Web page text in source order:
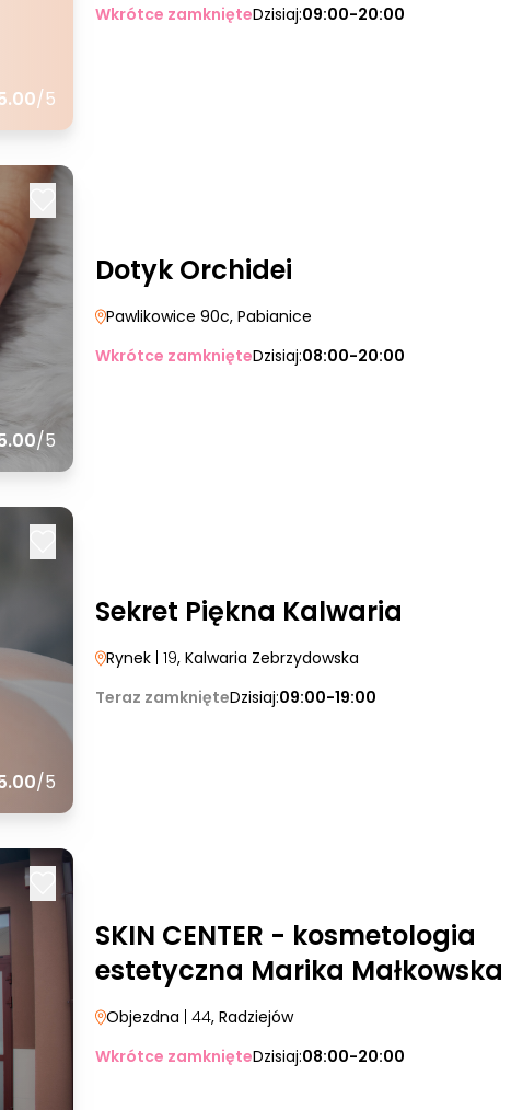
/5
Wkrótce zamknięteDzisiaj:09:00-20:00
/5
Dotyk Orchidei
Pawlikowice 90c, Pabianice
Wkrótce zamknięteDzisiaj:08:00-20:00
/5
Sekret Piękna Kalwaria
Rynek | 19, Kalwaria Zebrzydowska
Teraz zamknięteDzisiaj:09:00-19:00
SKIN CENTER - kosmetologia
estetyczna Marika Małkowska
Objezdna | 44, Radziejów
Wkrótce zamknięteDzisiaj:08:00-20:00